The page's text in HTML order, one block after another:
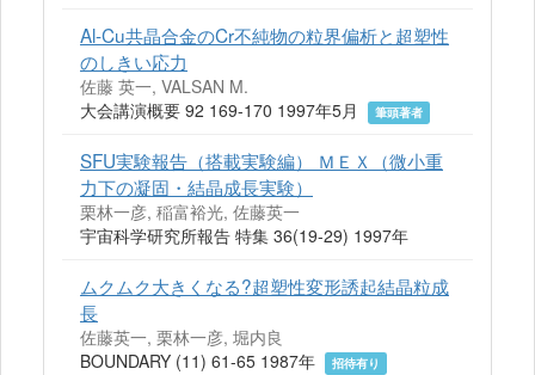
Al-Cu共晶合金のCr不純物の粒界偏析と超塑性
のしきい応力
佐藤 英一, VALSAN M.
大会講演概要 92 169-170 1997年5月
筆頭著者
SFU実験報告（搭載実験編） ＭＥＸ（微小重
力下の凝固・結晶成長実験）
栗林一彦, 稲富裕光, 佐藤英一
宇宙科学研究所報告 特集 36(19-29) 1997年
ムクムク大きくなる?超塑性変形誘起結晶粒成
長
佐藤英一, 栗林一彦, 堀内良
BOUNDARY (11) 61-65 1987年
招待有り